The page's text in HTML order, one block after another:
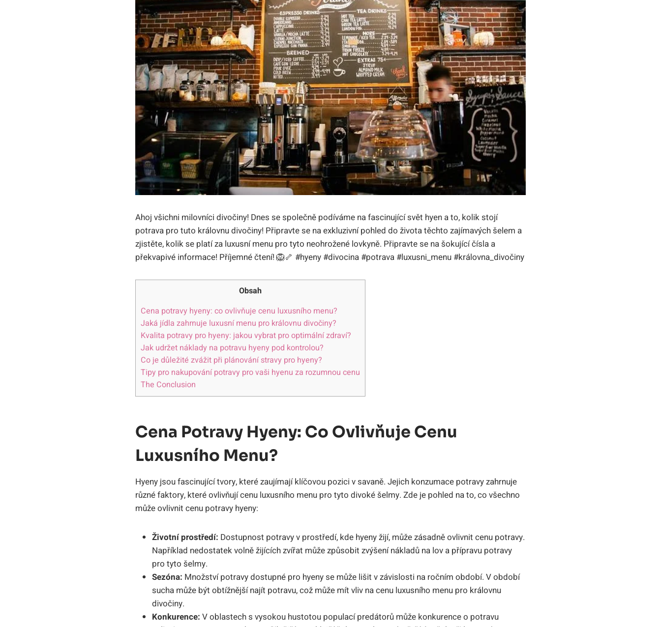
Ahoj všichni milovníci divočiny! Dnes se společně podíváme na fascinující svět hyen a to, kolik stojí
potrava pro tuto královnu divočiny! Připravte se na exkluzivní pohled do života těchto zajímavých šelem a
zjistěte, kolik se platí za luxusní menu pro tyto neohrožené lovkyně. Připravte se na šokující čísla a
překvapivé informace! Příjemné čtení! 🦁🦴 #hyeny #divocina #potrava #luxusni_menu #královna_divočiny
Obsah
Cena potravy hyeny: co ovlivňuje cenu luxusního menu?
Jaká jídla zahrnuje luxusní menu pro královnu divočiny?
Kvalita potravy pro hyeny: jakou vybrat pro optimální zdraví?
Jak udržet náklady na potravu hyeny pod kontrolou?
Co je důležité zvážit při plánování stravy pro hyeny?
Tipy pro nakupování potravy pro vaši hyenu za rozumnou cenu
The Conclusion
Cena Potravy Hyeny: Co Ovlivňuje Cenu
Luxusního Menu?
Hyeny jsou fascinující tvory, které zaujímají klíčovou pozici v savaně. Jejich konzumace potravy zahrnuje
různé faktory, které ovlivňují cenu luxusního menu pro tyto divoké šelmy. Zde je pohled na to, co všechno
může ovlivnit cenu potravy hyeny:
Životní prostředí: Dostupnost potravy v prostředí, kde hyeny žijí, může zásadně ovlivnit cenu potravy.
Například nedostatek volně žijících zvířat může způsobit zvýšení nákladů na lov a přípravu potravy
pro tyto šelmy.
Sezóna: Množství potravy dostupné pro hyeny se může lišit v závislosti na ročním období. V období
sucha může být obtížnější najít potravu, což může mít vliv na cenu luxusního menu pro královnu
divočiny.
Konkurence: V oblastech s vysokou hustotou populací predátorů může konkurence o potravu